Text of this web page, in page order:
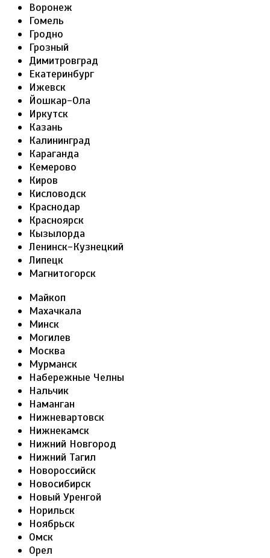
Воронеж
Гомель
Гродно
Грозный
Димитровград
Екатеринбург
Ижевск
Йошкар-Ола
Иркутск
Казань
Калининград
Караганда
Кемерово
Киров
Кисловодск
Краснодар
Красноярск
Кызылорда
Ленинск-Кузнецкий
Липецк
Магнитогорск
Майкоп
Махачкала
Минск
Могилев
Москва
Мурманск
Набережные Челны
Нальчик
Наманган
Нижневартовск
Нижнекамск
Нижний Новгород
Нижний Тагил
Новороссийск
Новосибирск
Новый Уренгой
Норильск
Ноябрьск
Омск
Орел